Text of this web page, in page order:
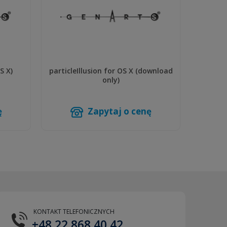
X)
particleIllusion for OS X (download
only)
Zapytaj o cenę
KONTAKT TELEFONICZNYCH